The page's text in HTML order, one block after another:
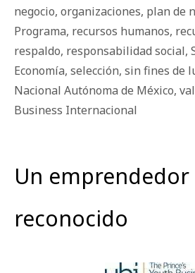
negocio, organizaciones, plan de
Programa, recursos humanos,
respaldo, responsabilidad social,
Economía, selección, sin fines de
Nacional Autónoma de México,
Business Internacional
Un emprendedor
reconocido